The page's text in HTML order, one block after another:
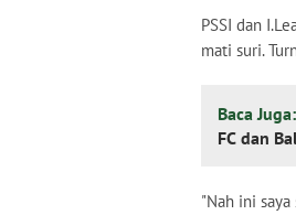
PSSI dan
mati suri.
Baca Juga:
FC dan
"Nah ini